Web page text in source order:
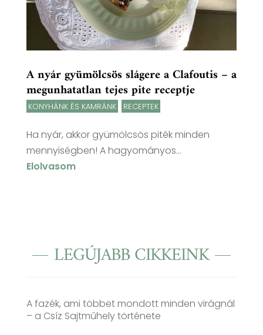
A nyár gyümölcsös slágere a Clafoutis – a
megunhatatlan tejes pite receptje
KONYHÁNK ÉS KAMRÁNK RECEPTEK
Ha nyár, akkor gyümölcsös piték minden
mennyiségben! A hagyományos...
Elolvasom
LEGÚJABB CIKKEINK
A fazék, ami többet mondott minden virágnál
– a Csíz Sajtműhely története